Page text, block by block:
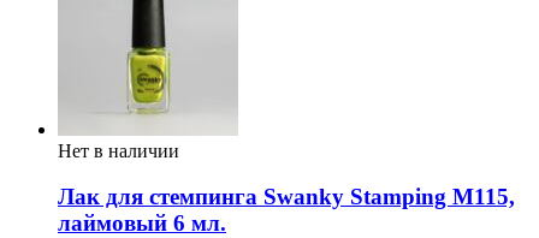
Нет в наличии
Лак для стемпинга Swanky Stamping M115,
лаймовый 6 мл.